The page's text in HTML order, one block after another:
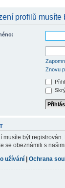
profilů
Znovu
musíte být
se obeznámili s
užívání
Ochrana